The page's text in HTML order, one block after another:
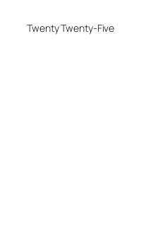
Twenty Twenty-Five